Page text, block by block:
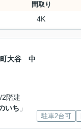
間取り
4K
町大谷 中
階建
いち 」
駐車2台可